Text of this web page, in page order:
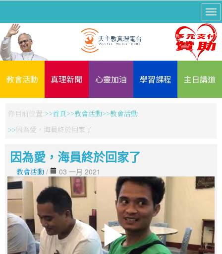
教會活動 真理新聞 心靈加油 學習課程 主日講道
你目前位置: 首頁 教會活動
教會活動
因為愛，海員終於回家了
因為愛，海員終於回家了
教會活動 / 03 一月 2021